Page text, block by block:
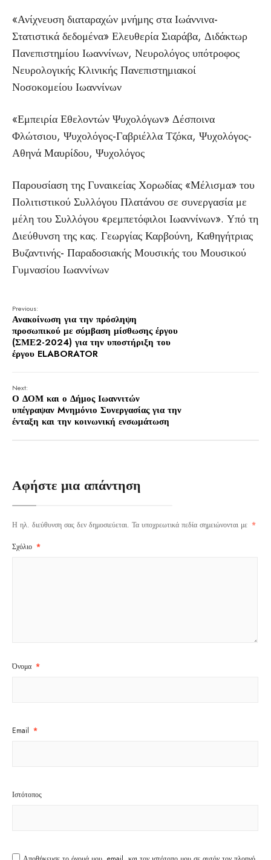
«Ανίχνευση διαταραχών μνήμης στα Ιωάννινα-
Στατιστικά δεδομένα» Ελευθερία Σιαράβα, Διδάκτωρ
Πανεπιστημίου Ιωαννίνων, Νευρολόγος υπότροφος
Νευρολογικής Κλινικής Πανεπιστημιακοί
Νοσοκομείου Ιωαννίνων
«Εμπειρία Εθελοντών Ψυχολόγων» Δέσποινα
Φλώτσιου, Ψυχολόγος-Γαβριέλλα Τζόκα, Ψυχολόγος-
Αθηνά Μαυρίδου, Ψυχολόγος
Παρουσίαση της Γυναικείας Χορωδίας «Μέλισμα» του
Πολιτιστικού Συλλόγου Πλατάνου σε συνεργασία με
μέλη του Συλλόγου «ρεμπετόφιλοι Ιωαννίνων». Υπό τη
Διεύθυνση της κας. Γεωργίας Καρβούνη, Καθηγήτριας
Βυζαντινής- Παραδοσιακής Μουσικής του Μουσικού
Γυμνασίου Ιωαννίνων
Previous:
Ανακοίνωση για την πρόσληψη
προσωπικού με σύμβαση μίσθωσης έργου
(ΣΜΕ2-2024) για την υποστήριξη του
έργου ELABORATOR
Next:
Ο ΔΟΜ και ο Δήμος Ιωαννιτών
υπέγραψαν Mνημόνιο Συνεργασίας για την
ένταξη και την κοινωνική ενσωμάτωση
Αφήστε μια απάντηση
Η ηλ. διεύθυνση σας δεν δημοσιεύεται. Τα υποχρεωτικά πεδία σημειώνονται με *
Σχόλιο *
Όνομα *
Email *
Ιστότοπος